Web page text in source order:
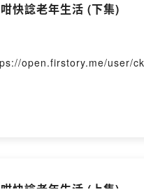
快諗老年生活 (下集)
open.firstory.me/